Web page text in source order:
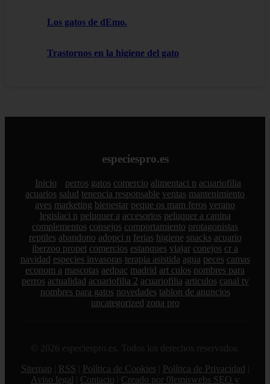
Los gatos de dEmo.
Trastornos en la higiene del gato
especiespro.es
Inicio perros gatos comercio alimentaci n acuariofilia
acuarios salud tenencia responsable ventas mantenimiento
aves marketing bienestar peque os mam feros verano
legislaci n peluquer a accesorios peluquer a canina
complementos consejos comportamiento protagonistas
reptiles abandono adopci n ferias higiene snacks acuario
iberzoo propet comercios estanques viajar conejos cr a
navidad especies invasoras terapia asistida agua peces camas
econom a mascotas aedpac madrid art culos nombres para
perros actualidad acuariofilia 2 acuariofilia articulos canal tv
nombres para gatos novedades tablon de anuncios
uncategorized zona pro
© 2026 especiespro.es. Todos los derechos reservados.
Sitemap
RSS Política de Cookies Política de Privacidad
Aviso legal
Contacto Creado por 0lemiswebs SEO y